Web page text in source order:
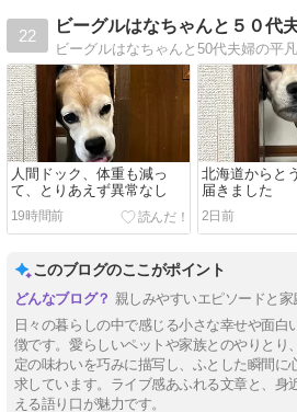
22
ビーグルはなちゃんと５０代
人間ドック、体重も減っ
て、とりあえず異常なし
19時間前
北海道からと
届きました
2日前
このブログのここがポイント
親しみやすいエピソードと家
日々の暮らしの中で感じる小さな幸せや面白
徴です。愛らしいペットや家族とのやりとり
定の味わいを巧みに描写し、ふとした瞬間に
求しています。ライブ感あふれる文章と、身
える語り口が魅力です。